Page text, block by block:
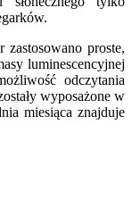
proste,
luminescencyjnej
odczytania
wyposażone w
miesiąca znajduje